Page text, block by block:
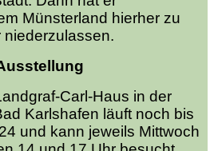
Münsterland hierher zu
Carl-Haus in der
Karlshafen läuft noch bis
und kann jeweils Mittwoch